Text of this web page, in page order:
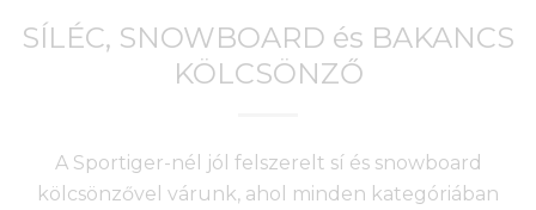
SÍLÉC, SNOWBOARD és BAKANCS
KÖLCSÖNZŐ
A Sportiger-nél jól felszerelt sí és snowboard
kölcsönzővel várunk, ahol minden kategóriában